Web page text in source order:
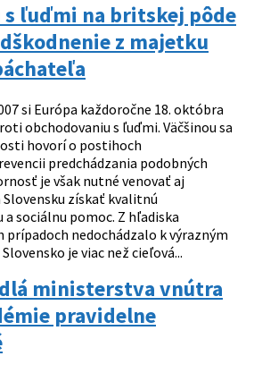
s ľuďmi na britskej pôde
z majetku
si Európa každoročne 18. októbra
obchodovaniu s ľuďmi. Väčšinou sa
hovorí o postihoch
predchádzania podobných
je však nutné venovať aj
získať kvalitnú
sociálnu pomoc. Z hľadiska
prípadoch nedochádzalo k výrazným
je viac než cieľová...
ministerstva vnútra
pravidelne